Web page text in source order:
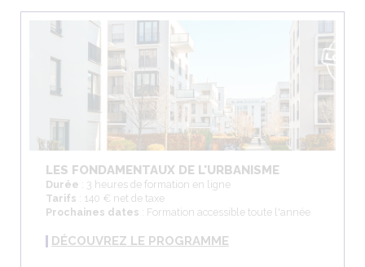
LES FONDAMENTAUX DE L'URBANISME
Durée : 3 heures de formation en ligne
Tarifs : 140 € net de taxe
Prochaines dates : Formation accessible toute l'année
DÉCOUVREZ LE PROGRAMME